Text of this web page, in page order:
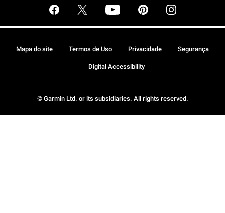
© Garmin Ltd. or its subsidiaries. All rights reserved.
Mapa do site Termos de Uso Privacidade Segurança
Digital Accessibility